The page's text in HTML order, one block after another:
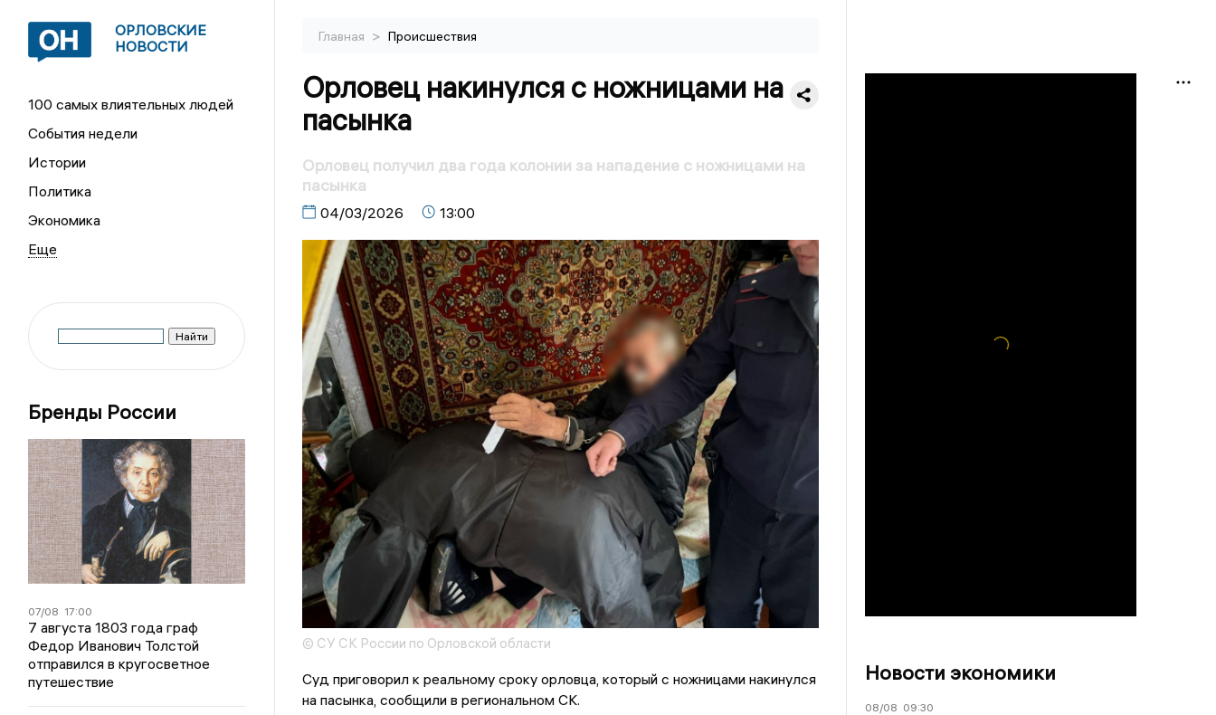
ОРЛОВСКИЕ
НОВОСТИ
100 самых влиятельных людей
События недели
Истории
Политика
Экономика
Бренды России
07/08 17:00
7 августа 1803 года граф
Федор Иванович Толстой
отправился в кругосветное
путешествие
Главная > Происшествия
Орловец накинулся с ножницами на
пасынка
Орловец получил два года колонии за нападение с ножницами на
пасынка
04/03/2026 13:00
© СУ СК России по Орловской области
Суд приговорил к реальному сроку орловца, который с ножницами накинулся
на пасынка, сообщили в региональном СК.
Новости экономики
08/08 09:30